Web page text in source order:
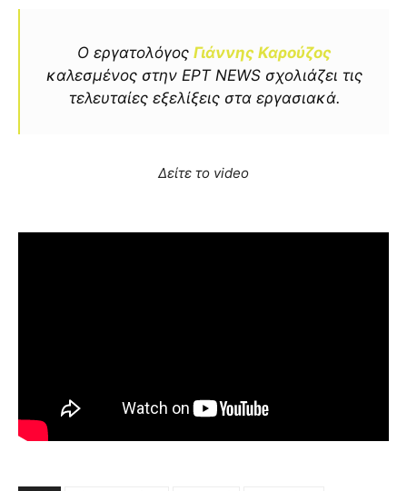
Ο εργατολόγος Γιάννης Καρούζος
καλεσμένος στην ΕΡΤ NEWS σχολιάζει τις
τελευταίες εξελίξεις στα εργασιακά.
Δείτε το video